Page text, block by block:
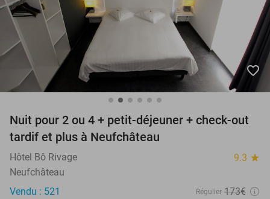
favorite_border
Nuit pour 2 ou 4 + petit-déjeuner + check-out
tardif et plus à Neufchâteau
Hôtel Bô Rivage 9.3 star
Neufchâteau
Vendu : 521
Régulier 173€